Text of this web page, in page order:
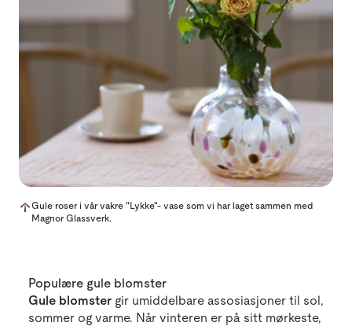
Gule roser i vår vakre "Lykke"- vase som vi har laget sammen med
Magnor Glassverk.
Populære gule blomster
Gule blomster gir umiddelbare assosiasjoner til sol,
sommer og varme. Når vinteren er på sitt mørkeste,